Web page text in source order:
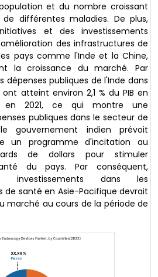
et du nombre croissant
différentes maladies. De plus,
et des investissements
des infrastructures de
pays comme l'Inde et la Chine,
la croissance du marché. Par
dépenses publiques de l'Inde dans
atteint environ 2,1 % du PIB en
en 2021, ce qui montre une
publiques dans le secteur de
gouvernement indien prévoit
un programme d'incitation au
de dollars pour stimuler
du pays. Par conséquent,
investissements dans les
de santé en Asie-Pacifique devrait
marché au cours de la période de